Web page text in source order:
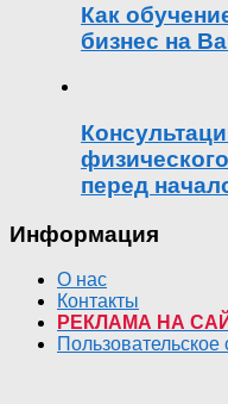
Как
бизнес на
перед
Информация
О нас
Контакты
РЕКЛАМА НА